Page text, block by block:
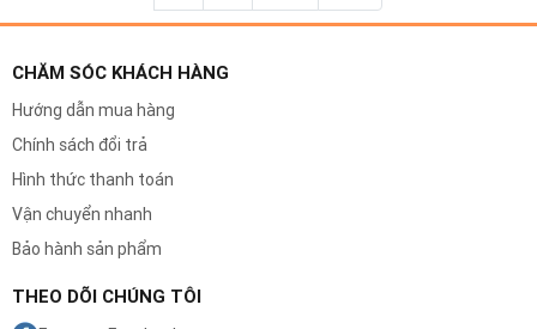
CHĂM SÓC KHÁCH HÀNG
Hướng dẫn mua hàng
Chính sách đổi trả
Hình thức thanh toán
Vận chuyển nhanh
Bảo hành sản phẩm
THEO DÕI CHÚNG TÔI